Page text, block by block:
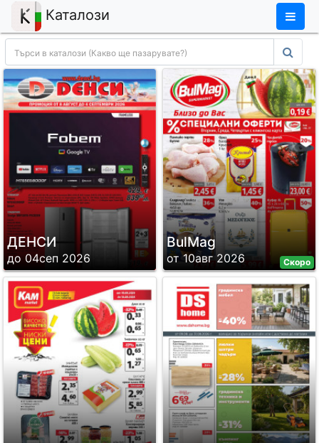
Каталози ×
ДЕНСИ
до 04сеп 2026 Скоро
BulMag
от 10авг 2026